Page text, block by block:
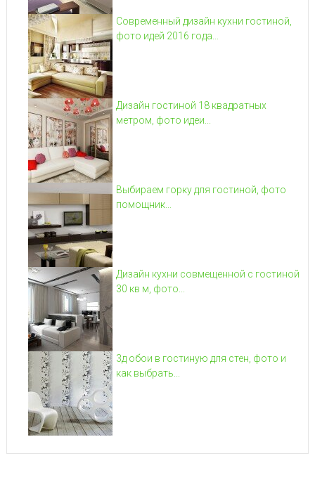
Современный дизайн кухни гостиной,
фото идей 2016 года...
Дизайн гостиной 18 квадратных
метром, фото идеи...
Выбираем горку для гостиной, фото
помощник...
Дизайн кухни совмещенной с гостиной
30 кв м, фото...
3д обои в гостиную для стен, фото и
как выбрать...